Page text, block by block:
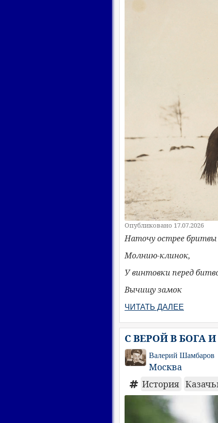
Опубликовано 17.07.2026
Наточу острее бритвы
Молнию-клинок,
У винтовки перед
Вычищу замок
ЧИТАТЬ ДАЛЕЕ
С ВЕРОЙ В БОГА
Валерий Шамбаров
Москва
История